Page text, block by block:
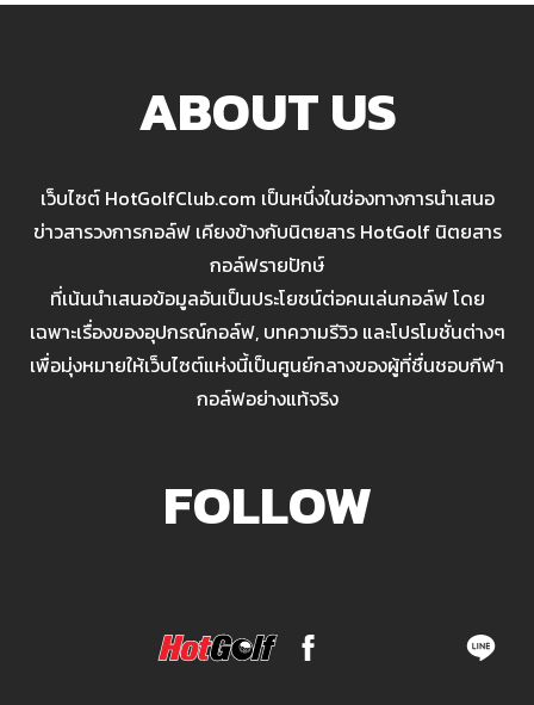
ABOUT US
เว็บไซต์ HotGolfClub.com เป็นหนึ่งในช่องทางการนำเสนอ
ข่าวสารวงการกอล์ฟ เคียงข้างกับนิตยสาร HotGolf นิตยสาร
กอล์ฟรายปักษ์
ที่เน้นนำเสนอข้อมูลอันเป็นประโยชน์ต่อคนเล่นกอล์ฟ โดย
เฉพาะเรื่องของอุปกรณ์กอล์ฟ, บทความรีวิว และโปรโมชั่นต่างๆ
เพื่อมุ่งหมายให้เว็บไซต์แห่งนี้เป็นศูนย์กลางของผู้ที่ชื่นชอบกีฬา
กอล์ฟอย่างแท้จริง
FOLLOW